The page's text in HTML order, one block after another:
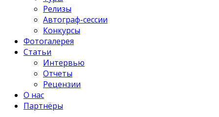
Релизы
Автограф-сессии
Конкурсы
Фотогалерея
Статьи
Интервью
Отчеты
Рецензии
О нас
Партнёры